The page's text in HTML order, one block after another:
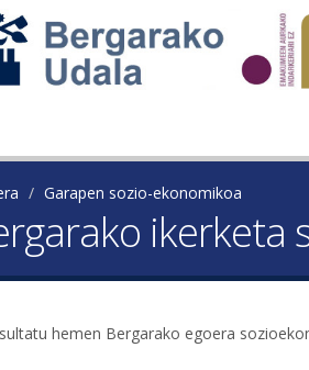
Garapen sozio-ekonomikoa
ikerketa
hemen Bergarako egoera